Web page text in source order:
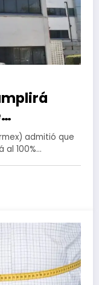
2029
admitió que
100%…